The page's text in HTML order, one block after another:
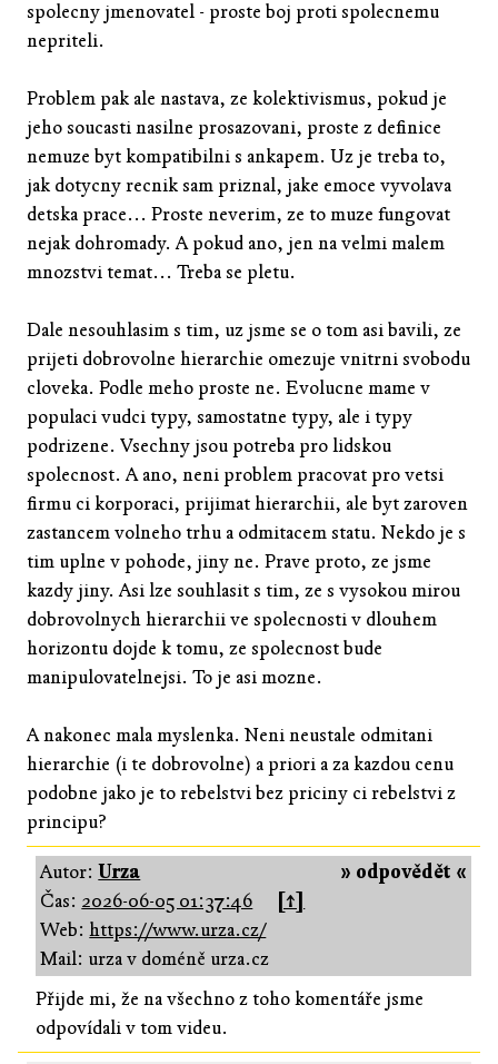
spolecny jmenovatel - proste boj proti spolecnemu
nepriteli.
Problem pak ale nastava, ze kolektivismus, pokud je
jeho soucasti nasilne prosazovani, proste z definice
nemuze byt kompatibilni s ankapem. Uz je treba to,
jak dotycny recnik sam priznal, jake emoce vyvolava
detska prace... Proste neverim, ze to muze fungovat
nejak dohromady. A pokud ano, jen na velmi malem
mnozstvi temat... Treba se pletu.
Dale nesouhlasim s tim, uz jsme se o tom asi bavili, ze
prijeti dobrovolne hierarchie omezuje vnitrni svobodu
cloveka. Podle meho proste ne. Evolucne mame v
populaci vudci typy, samostatne typy, ale i typy
podrizene. Vsechny jsou potreba pro lidskou
spolecnost. A ano, neni problem pracovat pro vetsi
firmu ci korporaci, prijimat hierarchii, ale byt zaroven
zastancem volneho trhu a odmitacem statu. Nekdo je s
tim uplne v pohode, jiny ne. Prave proto, ze jsme
kazdy jiny. Asi lze souhlasit s tim, ze s vysokou mirou
dobrovolnych hierarchii ve spolecnosti v dlouhem
horizontu dojde k tomu, ze spolecnost bude
manipulovatelnejsi. To je asi mozne.
A nakonec mala myslenka. Neni neustale odmitani
hierarchie (i te dobrovolne) a priori a za kazdou cenu
podobne jako je to rebelstvi bez priciny ci rebelstvi z
principu?
» odpovědět «
Autor:Urza
Čas: 2026-06-05 01:37:46
[↑]
Web:https://www.urza.cz/
Mail: urza v doméně urza.cz
Přijde mi, že na všechno z toho komentáře jsme
odpovídali v tom videu.